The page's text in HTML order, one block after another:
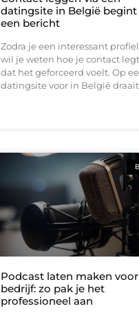
datingsite in België
een bericht
Zodra je een interessant
wil je weten hoe je contact
dat het geforceerd voelt. Op
datingsite voor in België draait
Podcast laten maken
bedrijf: zo pak je het
professioneel aan